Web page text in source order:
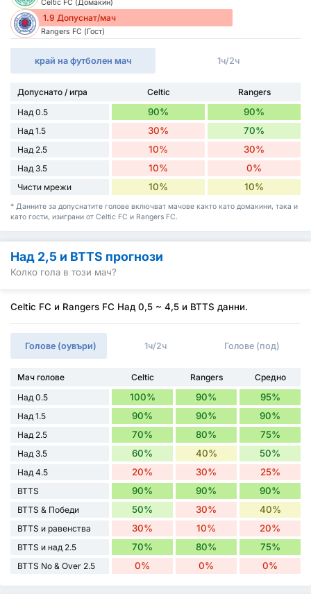
Celtic FC (Домакин)
1.9 Допуснат/мач
Rangers FC (Гост)
край на футболен мач 1ч/2ч
Допуснато / игра Celtic
Rangers
Над 0.5
90% 90%
Над 1.5 30% 70%
Над 2.5 10% 30%
Над 3.5 10% 0%
Чисти мрежи 10% 10%
* Данните за допуснатите голове включват мачове както като домакини, така и
като гости, изиграни от Celtic FC и Rangers FC.
Над 2,5 и BTTS прогнози
Колко гола в този мач?
Celtic FC и Rangers FC Над 0,5 ~ 4,5 и BTTS данни.
Голове (оувъри) 1ч/2ч Голове (под)
Мач голове Celtic Rangers
Средно
Над 0.5
100% 90% 95%
Над 1.5 90% 90% 90%
Над 2.5 70% 80% 75%
Над 3.5 60% 40% 50%
Над 4.5 20% 30% 25%
BTTS 90% 90% 90%
BTTS & Победи 50% 30% 40%
BTTS и равенства 30% 10% 20%
BTTS и над 2.5 70% 80% 75%
BTTS No & Over 2.5 0% 0% 0%